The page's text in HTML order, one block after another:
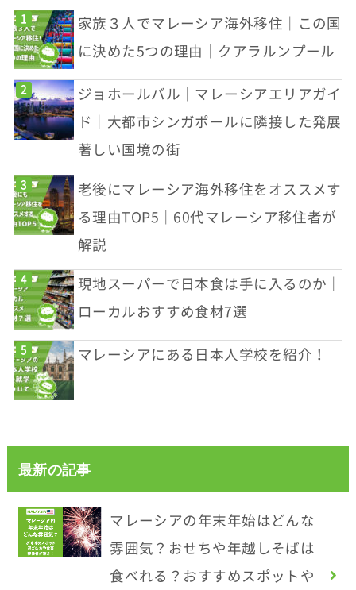
家族３人でマレーシア海外移住｜この国
に決めた5つの理由｜クアラルンプール
ジョホールバル｜マレーシアエリアガイ
ド｜大都市シンガポールに隣接した発展
著しい国境の街
老後にマレーシア海外移住をオススメす
る理由TOP5｜60代マレーシア移住者が
解説
現地スーパーで日本食は手に入るのか｜
ローカルおすすめ食材7選
マレーシアにある日本人学校を紹介！
最新の記事
マレーシアの年末年始はどんな
雰囲気？おせちや年越しそばは
食べれる？おすすめスポットや